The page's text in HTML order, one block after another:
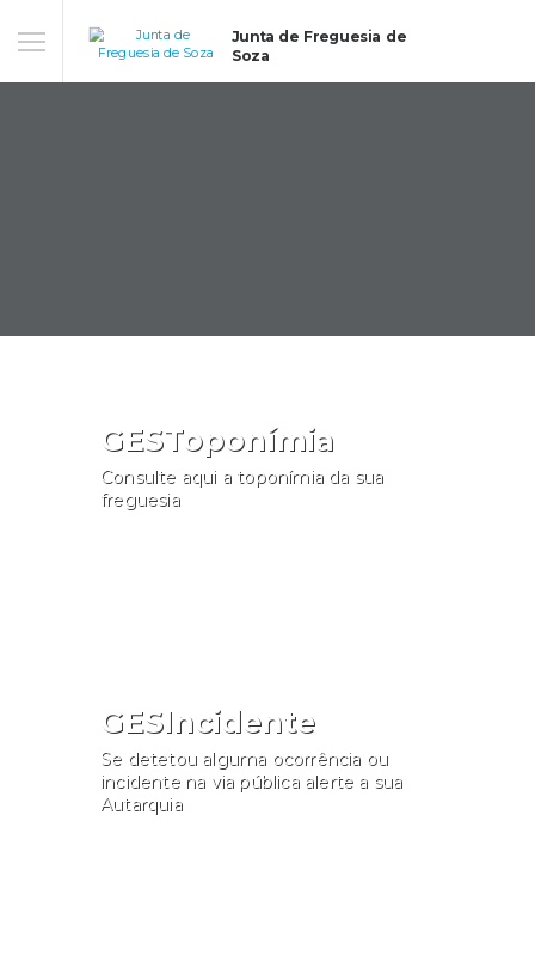
Junta de Freguesia de
Soza
GESToponímia
Consulte aqui a toponímia da sua
freguesia
GESIncidente
Se detetou alguma ocorrência ou
incidente na via pública alerte a sua
Autarquia